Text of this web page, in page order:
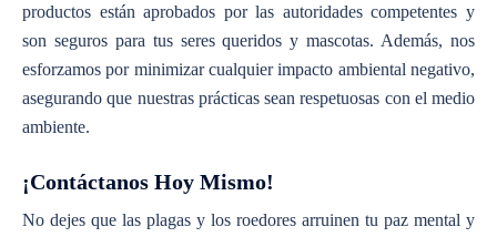
productos están aprobados por las autoridades competentes y
son seguros para tus seres queridos y mascotas. Además, nos
esforzamos por minimizar cualquier impacto ambiental negativo,
asegurando que nuestras prácticas sean respetuosas con el medio
ambiente.
¡Contáctanos Hoy Mismo!
No dejes que las plagas y los roedores arruinen tu paz mental y